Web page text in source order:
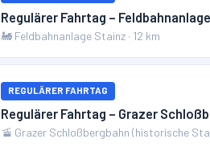
Regulärer Fahrtag –
🚂 Feldbahnanlage Stainz · 12 km
REGULÄRER FAHRTAG
Regulärer Fahrtag – Grazer
🚡 Grazer Schloßbergbahn (historische